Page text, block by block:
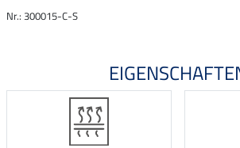
Nr.: 300015-C-S